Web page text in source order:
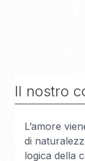
Il nostro
L’amore
di
logica della